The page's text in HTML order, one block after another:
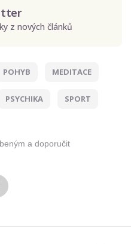
z nových článků
POHYB MEDITACE
PSYCHIKA SPORT
a doporučit